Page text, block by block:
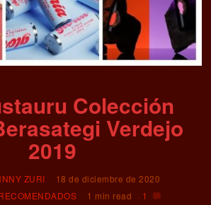
Colección
Verdejo
2019
ZURI
18 de diciembre de 2020
1 min read 1